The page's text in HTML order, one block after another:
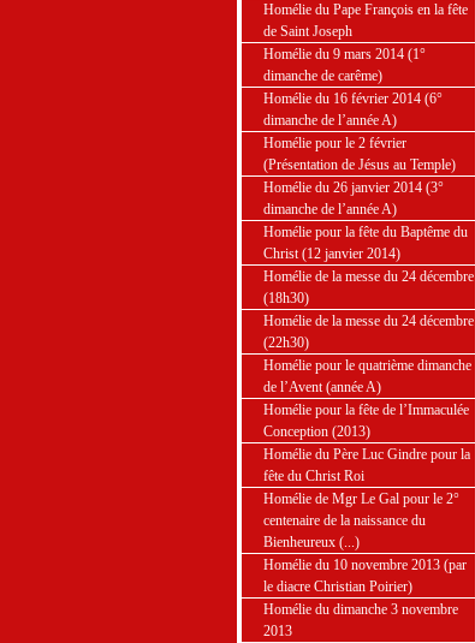
Homélie du Pape François en la fête
de Saint Joseph
Homélie du 9 mars 2014 (1°
dimanche de carême)
Homélie du 16 février 2014 (6°
dimanche de l’année A)
Homélie pour le 2 février
(Présentation de Jésus au Temple)
Homélie du 26 janvier 2014 (3°
dimanche de l’année A)
Homélie pour la fête du Baptême du
Christ (12 janvier 2014)
Homélie de la messe du 24 décembre
(18h30)
Homélie de la messe du 24 décembre
(22h30)
Homélie pour le quatrième dimanche
de l’Avent (année A)
Homélie pour la fête de l’Immaculée
Conception (2013)
Homélie du Père Luc Gindre pour la
fête du Christ Roi
Homélie de Mgr Le Gal pour le 2°
centenaire de la naissance du
Bienheureux (...)
Homélie du 10 novembre 2013 (par
le diacre Christian Poirier)
Homélie du dimanche 3 novembre
2013